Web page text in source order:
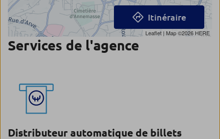
Leaflet | Map ©2026 HERE
Itinéraire
Services de l'agence
Distributeur automatique de billets